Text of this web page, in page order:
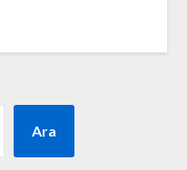
Ara